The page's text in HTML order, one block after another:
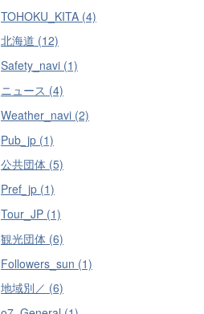
TOHOKU_KITA (4)
北海道 (12)
Safety_navi (1)
ニュース (4)
Weather_navi (2)
Pub_jp (1)
公共団体 (5)
Pref_jp (1)
Tour_JP (1)
観光団体 (6)
Followers_sun (1)
地域別／ (6)